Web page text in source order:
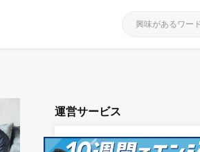
運営サービス